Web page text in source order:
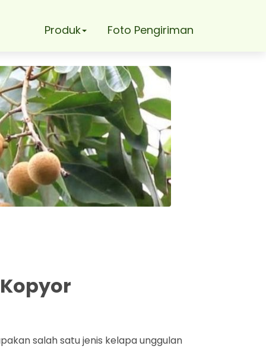
Produk Foto Pengiriman
salah satu jenis kelapa unggulan